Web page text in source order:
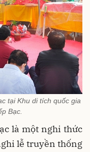
tại Khu di tích quốc gia
Bạc.
là một nghi thức
lễ truyền thống